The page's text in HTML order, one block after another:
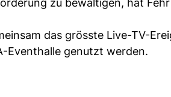
zu bewältigen, hat
das grösste Live-TV-
Eventhalle genutzt werden.